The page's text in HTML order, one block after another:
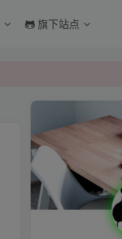
旗下站点